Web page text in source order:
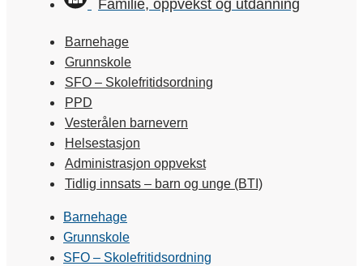
Familie, oppvekst og utdanning
Barnehage
Grunnskole
SFO – Skolefritidsordning
PPD
Vesterålen barnevern
Helsestasjon
Administrasjon oppvekst
Tidlig innsats – barn og unge (BTI)
Barnehage
Grunnskole
SFO – Skolefritidsordning